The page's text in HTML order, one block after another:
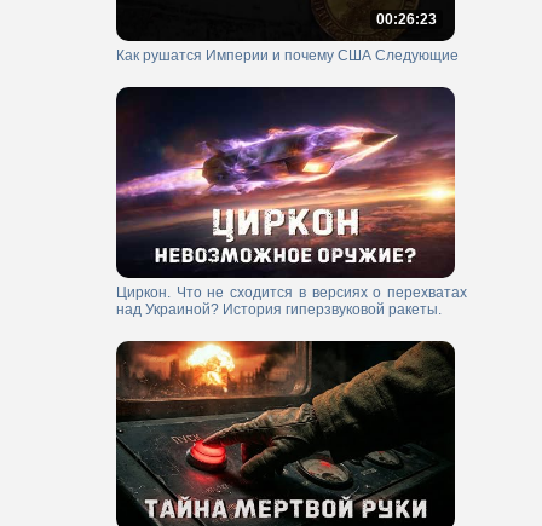
00:26:23
Как рушатся Империи и почему США Следующие
Циркон. Что не сходится в версиях о перехватах
над Украиной? История гиперзвуковой ракеты.